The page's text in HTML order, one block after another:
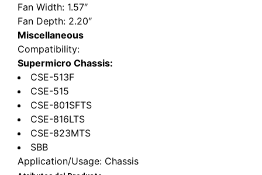
Fan Width: 1.57″
Fan Depth: 2.20″
Miscellaneous
Compatibility:
Supermicro Chassis:
CSE-513F
CSE-515
CSE-801SFTS
CSE-816LTS
CSE-823MTS
SBB
Application/Usage: Chassis